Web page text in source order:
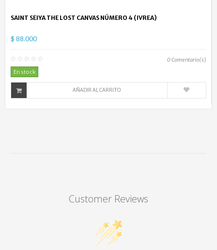
SAINT SEIYA THE LOST CANVAS NÚMERO 4 (IVREA)
$ 88.000
0Comentario(s)
En stock
AÑADIR AL CARRITO
Customer Reviews